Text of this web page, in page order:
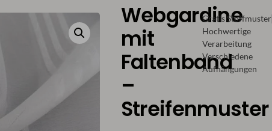
Webgardine
mit
Faltenband
–
Streifenmuster
Gratis Stoffmuster
Hochwertige
Verarbeitung
Verschiedene
Aufhängungen